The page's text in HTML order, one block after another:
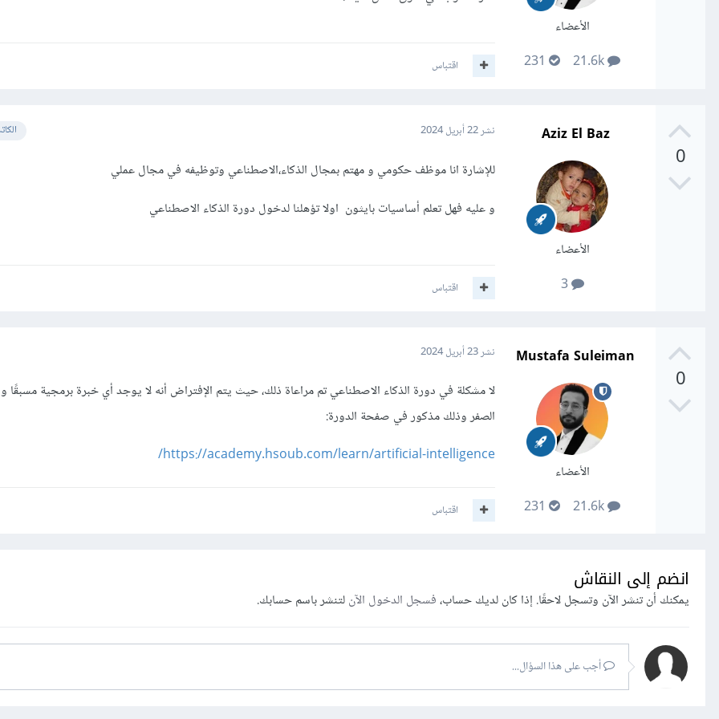
الأعضاء
اقتباس
0
Aziz El Baz
الأعضاء
3
نشر22 أبريل 2024
للإشارة انا موظف حكومي و مهتم بمجال الذكاء،الاصطناعي وتوظيفه في مجال عملي
و عليه فهل تعلم أساسيات بايثون اولا تؤهلنا لدخول دورة الذكاء الاصطناعي
اقتباس
0
Mustafa Suleiman
الأعضاء
نشر23 أبريل 2024
لا مشكلة في دورة الذكاء الاصطناعي تم مراعاة ذلك، حيث يتم الإفتراض أنه لا يوجد أي خبرة برمجية مسبقًا
الصفر وذلك مذكور في صفحة الدورة:
https://academy.hsoub.com/learn/artificial-intelligence/
اقتباس
انضم إلى النقاش
يمكنك أن تنشر الآن وتسجل لاحقًا. إذا كان لديك حساب،فسجل الدخول الآنلتنشر باسم حسابك.
أجب على هذا السؤال...